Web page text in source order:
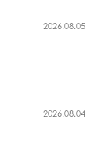
2026.08.05
2026.08.04